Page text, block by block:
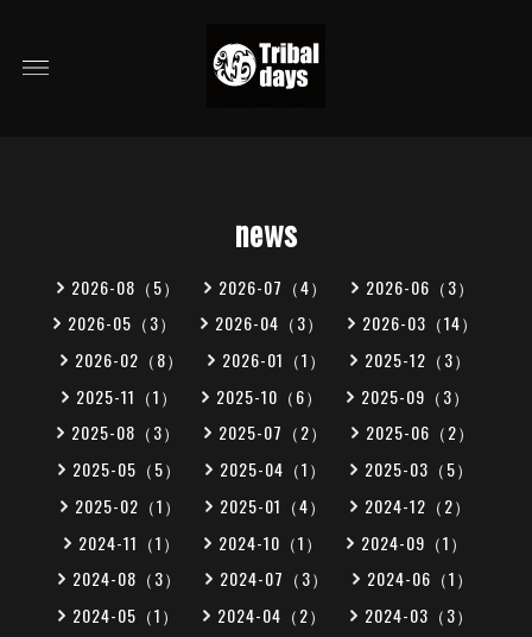
news
2026-08（5） 2026-07（4）
2026-06（3）
2026-05（3）
2026-04（3）
2026-03（14）
2026-02（8）
2026-01（1）
2025-12（3）
2025-11（1）
2025-10（6）
2025-09（3）
2025-08（3）
2025-07（2）
2025-06（2）
2025-05（5）
2025-04（1）
2025-03（5）
2025-02（1）
2025-01（4）
2024-12（2）
2024-11（1）
2024-10（1）
2024-09（1）
2024-08（3）
2024-07（3）
2024-06（1）
2024-05（1）
2024-04（2）
2024-03（3）